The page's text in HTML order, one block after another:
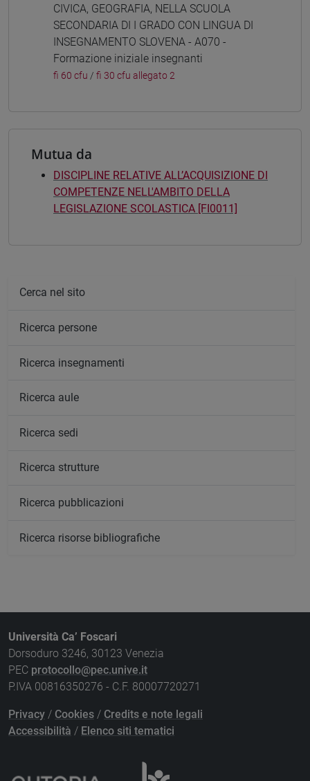
CIVICA, GEOGRAFIA, NELLA SCUOLA
SECONDARIA DI I GRADO CON LINGUA DI
INSEGNAMENTO SLOVENA - A070 -
Formazione iniziale insegnanti
fi 60 cfu / fi 30 cfu allegato 2
Mutua da
DISCIPLINE RELATIVE ALL’ACQUISIZIONE DI
COMPETENZE NELL'AMBITO DELLA
LEGISLAZIONE SCOLASTICA [FI0011]
Cerca nel sito
Ricerca persone
Ricerca insegnamenti
Ricerca aule
Ricerca sedi
Ricerca strutture
Ricerca pubblicazioni
Ricerca risorse bibliografiche
Università Ca’ Foscari
Dorsoduro 3246, 30123 Venezia
PEC protocollo@pec.unive.it
P.IVA 00816350276 - C.F. 80007720271
Privacy / Cookies / Credits e note legali
Accessibilità / Elenco siti tematici